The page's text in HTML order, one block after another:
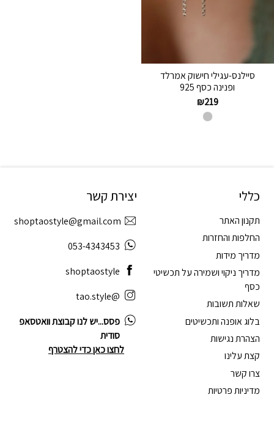
סיילנס-עגילי חישוק אמרלד
ופנינה כסף 925
₪219
כללי
תקנון האתר
החלפות והחזרות
מדריך מידות
מדריך ניקוי ושמירה על תכשיטי
כסף
שאלות תשובות
בלוג אופנה ותכשיטים
הצהרת נגישות
קצת עלינו
צרו קשר
מדיניות פרטיות
יצירת קשר
shoptaostyle@gmail.com
053-4343453
shoptaostyle
@tao.style
פסס...יש לנו קבוצת וואטסאפ
סודית
לחצו כאן כדי להצטרף